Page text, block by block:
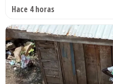
Hace 4 horas